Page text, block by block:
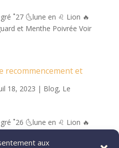
aux
˚27 🌜lune en ♌️ Lion 🔥
et Menthe Poivrée Voir
recommencement et
18, 2023 | Blog, Le
˚26 🌜lune en ♌️ Lion 🔥